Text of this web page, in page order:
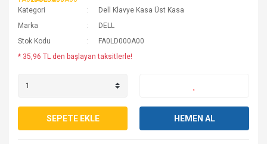
Kategori
Dell Klavye Kasa Üst Kasa
Marka
DELL
Stok Kodu
FA0LD000A00
* 35,96 TL den başlayan taksitlerle!
SEPETE EKLE HEMEN AL